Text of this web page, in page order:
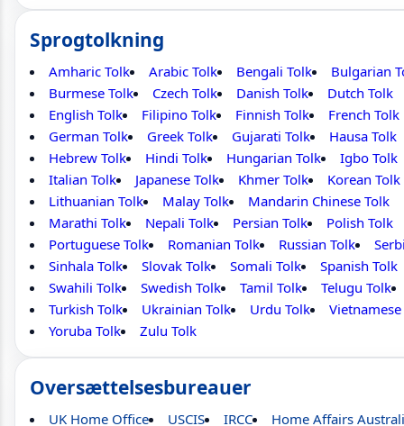
Sprogtolkning
Amharic Tolk Arabic Tolk Bengali Tolk
Bulgarian
Burmese Tolk
Czech Tolk Danish Tolk
Dutch Tolk
English Tolk
Filipino Tolk Finnish Tolk
French Tolk
German Tolk
Greek Tolk Gujarati Tolk
Hausa Tolk
Hebrew Tolk
Hindi Tolk Hungarian Tolk
Igbo Tolk
Italian Tolk
Japanese Tolk Khmer Tolk
Korean Tolk
Lithuanian Tolk
Malay Tolk
Mandarin Chinese Tolk
Marathi Tolk
Nepali Tolk Persian Tolk
Polish Tolk
Portuguese Tolk
Romanian Tolk Russian Tolk
Sinhala Tolk
Slovak Tolk Somali Tolk
Spanish Tolk
Swahili Tolk
Swedish Tolk Tamil Tolk
Telugu Tolk
Turkish Tolk
Ukrainian Tolk Urdu Tolk
Yoruba Tolk
Zulu Tolk
Oversættelsesbureauer
UK Home Office USCIS IRCC Home Affairs